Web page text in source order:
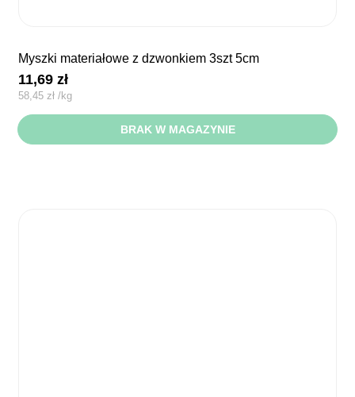
myszki materiałowe z dzwonkiem 3szt 5cm
11,69zł
58,45zł /kg
BRAK W MAGAZYNIE